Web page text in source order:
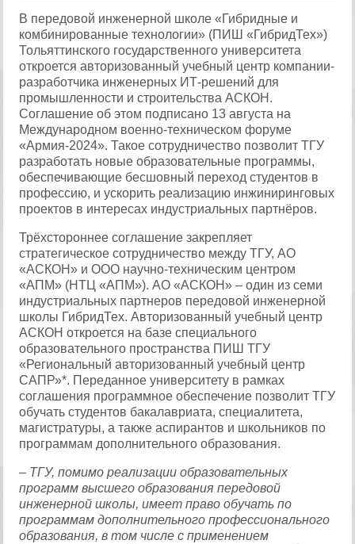
В передовой инженерной школе «Гибридные и
комбинированные технологии» (ПИШ «ГибридТех»)
Тольяттинского государственного университета
откроется авторизованный учебный центр компании-
разработчика инженерных ИТ-решений для
промышленности и строительства АСКОН.
Соглашение об этом подписано 13 августа на
Международном военно-техническом форуме
«Армия-2024». Такое сотрудничество позволит ТГУ
разработать новые образовательные программы,
обеспечивающие бесшовный переход студентов в
профессию, и ускорить реализацию инжиниринговых
проектов в интересах индустриальных партнёров.
Трёхстороннее соглашение закрепляет
стратегическое сотрудничество между ТГУ, АО
«АСКОН» и ООО научно-техническим центром
«АПМ» (НТЦ «АПМ»). АО «АСКОН» – один из семи
индустриальных партнеров передовой инженерной
школы ГибридТех. Авторизованный учебный центр
АСКОН откроется на базе специального
образовательного пространства ПИШ ТГУ
«Региональный авторизованный учебный центр
САПР»*. Переданное университету в рамках
соглашения программное обеспечение позволит ТГУ
обучать студентов бакалавриата, специалитета,
магистратуры, а также аспирантов и школьников по
программам дополнительного образования.
– ТГУ, помимо реализации образовательных
программ высшего образования передовой
инженерной школы, имеет право обучать по
программам дополнительного профессионального
образования, в том числе с применением